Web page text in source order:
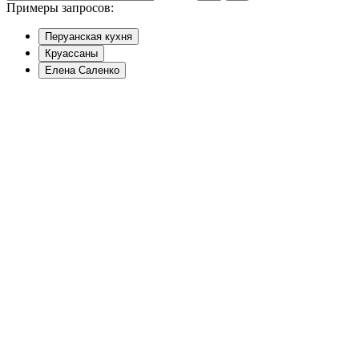
Примеры запросов:
Перуанская кухня
Круассаны
Елена Саленко